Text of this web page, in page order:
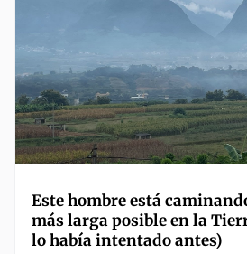
Este hombre está
más larga posible en la
lo había intentado antes)